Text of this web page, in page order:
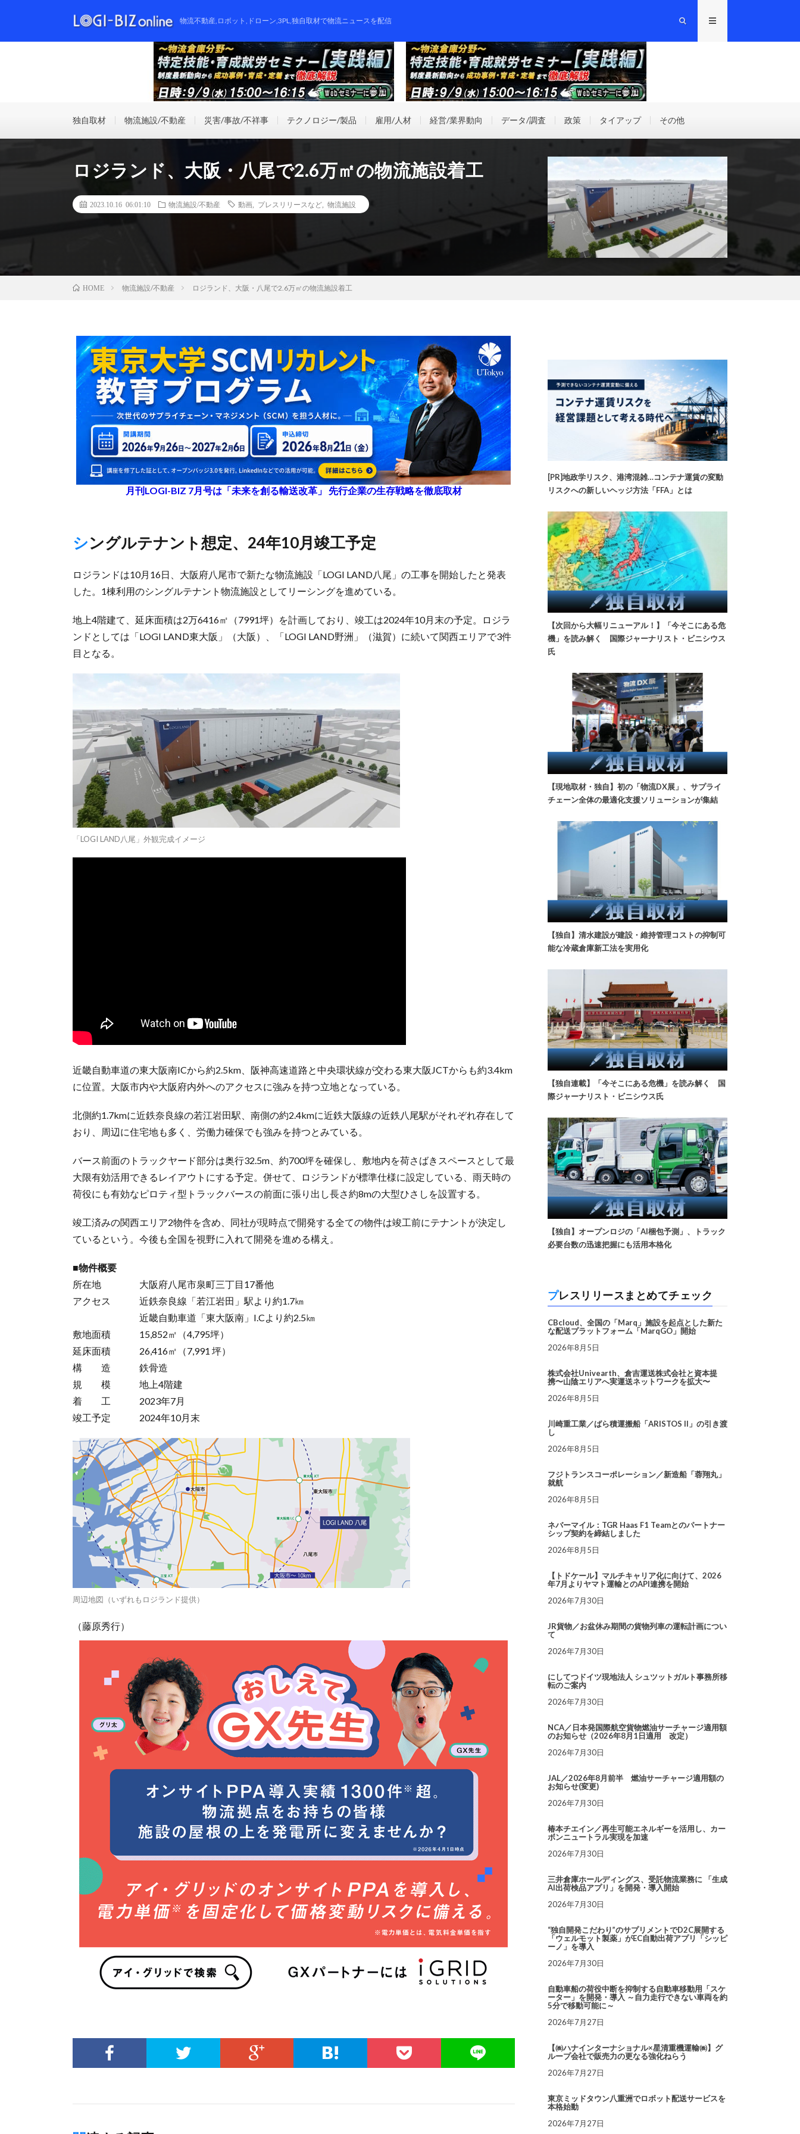
物流不動産,ロボット,ドローン,3PL,独自取材で物流ニュースを配信
独自取材 物流施設/不動産 災害/事故/不祥事 テクノロジー/製品 雇用/人材 経営/業界動向 データ/調査 政策 タイアップ その他
ロジランド、大阪・八尾で2.6万㎡の物流施設着工
2023.10.16 06:01:10 物流施設/不動産 動画 プレスリリースなど 物流施設
HOME 物流施設/不動産 ロジランド、大阪・八尾で2.6万㎡の物流施設着工
月刊LOGI-BIZ 7月号は「未来を創る輸送改革」 先行企業の生存戦略を徹底取材
シングルテナント想定、24年10月竣工予定
ロジランドは10月16日、大阪府八尾市で新たな物流施設「LOGI LAND八尾」の工事を開始したと発表
した。1棟利用のシングルテナント物流施設としてリーシングを進めている。
地上4階建て、延床面積は2万6416㎡（7991坪）を計画しており、竣工は2024年10月末の予定。ロジラ
ンドとしては「LOGI LAND東大阪」（大阪）、「LOGI LAND野洲」（滋賀）に続いて関西エリアで3件
目となる。
「LOGI LAND八尾」外観完成イメージ
近畿自動車道の東大阪南ICから約2.5km、阪神高速道路と中央環状線が交わる東大阪JCTからも約3.4km
に位置。大阪市内や大阪府内外へのアクセスに強みを持つ立地となっている。
北側約1.7kmに近鉄奈良線の若江岩田駅、南側の約2.4kmに近鉄大阪線の近鉄八尾駅がそれぞれ存在して
おり、周辺に住宅地も多く、労働力確保でも強みを持つとみている。
バース前面のトラックヤード部分は奥行32.5m、約700坪を確保し、敷地内を荷さばきスペースとして最
大限有効活用できるレイアウトにする予定。併せて、ロジランドが標準仕様に設定している、雨天時の
荷役にも有効なピロティ型トラックバースの前面に張り出し長さ約8mの大型ひさしを設置する。
竣工済みの関西エリア2物件を含め、同社が現時点で開発する全ての物件は竣工前にテナントが決定し
ているという。今後も全国を視野に入れて開発を進める構え。
■物件概要
所在地 大阪府八尾市泉町三丁目17番他
アクセス 近鉄奈良線「若江岩田」駅より約1.7㎞
近畿自動車道「東大阪南」I.Cより約2.5㎞
敷地面積 15,852㎡（4,795坪）
延床面積 26,416㎡（7,991 坪）
構 造 鉄骨造
規 模 地上4階建
着 工 2023年7月
竣工予定 2024年10月末
周辺地図（いずれもロジランド提供）
（藤原秀行）
[PR]地政学リスク、港湾混雑…コンテナ運賃の変動
リスクへの新しいヘッジ方法「FFA」とは
【次回から大幅リニューアル！】「今そこにある危
機」を読み解く 国際ジャーナリスト・ビニシウス
氏
【現地取材・独自】初の「物流DX展」、サプライ
チェーン全体の最適化支援ソリューションが集結
【独自】清水建設が建設・維持管理コストの抑制可
能な冷蔵倉庫新工法を実用化
【独自連載】「今そこにある危機」を読み解く 国
際ジャーナリスト・ビニシウス氏
【独自】オープンロジの「AI梱包予測」、トラック
必要台数の迅速把握にも活用本格化
プレスリリースまとめてチェック
CBcloud、全国の「Marq」施設を起点とした新た
な配送プラットフォーム「MarqGO」開始
2026年8月5日
株式会社Univearth、倉吉運送株式会社と資本提
携〜山陰エリアへ実運送ネットワークを拡大〜
2026年8月5日
川崎重工業／ばら積運搬船「ARISTOS II」の引き渡
し
2026年8月5日
フジトランスコーポレーション／新造船「蓉翔丸」
就航
2026年8月5日
ネバーマイル：TGR Haas F1 Teamとのパートナー
シップ契約を締結しました
2026年8月5日
【トドケール】マルチキャリア化に向けて、2026
年7月よりヤマト運輸とのAPI連携を開始
2026年7月30日
JR貨物／お盆休み期間の貨物列車の運転計画につい
て
2026年7月30日
にしてつドイツ現地法人 シュツットガルト事務所移
転のご案内
2026年7月30日
NCA／日本発国際航空貨物燃油サーチャージ適用額
のお知らせ（2026年8月1日適用 改定）
2026年7月30日
JAL／2026年8月前半 燃油サーチャージ適用額の
お知らせ(変更)
2026年7月30日
椿本チエイン／再生可能エネルギーを活用し、カー
ボンニュートラル実現を加速
2026年7月30日
三井倉庫ホールディングス、受託物流業務に 「生成
AI出荷検品アプリ」を開発・導入開始
2026年7月30日
“独自開発こだわり”のサプリメントでD2C展開する
「ウェルモット製薬」がEC自動出荷アプリ「シッピ
ーノ」を導入
2026年7月30日
自動車船の荷役中断を抑制する自動車移動用「スケ
ーター」を開発・導入 ～自力走行できない車両を約
5分で移動可能に～
2026年7月27日
【㈱ハナインターナショナル×星清重機運輸㈱】グ
ループ会社で販売力の更なる強化ねらう
2026年7月27日
東京ミッドタウン八重洲でロボット配送サービスを
本格始動
2026年7月27日